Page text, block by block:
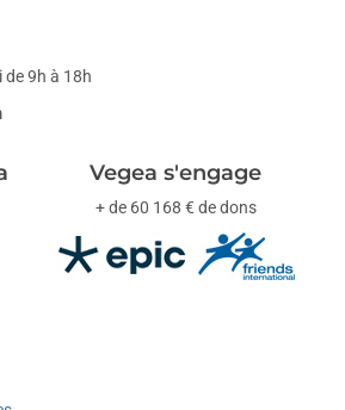
de 9h à 18h
Vegea s'engage
+ de 60 168 € de dons